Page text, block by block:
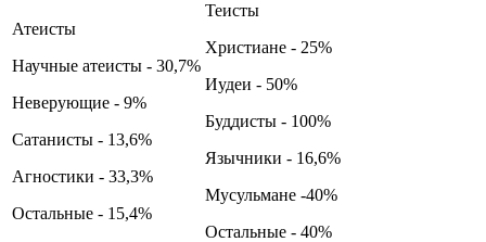
Атеисты
Научные атеисты - 30,7%
Неверующие - 9%
Сатанисты - 13,6%
Агностики - 33,3%
Остальные - 15,4%
Теисты
Христиане - 25%
Иудеи - 50%
Буддисты - 100%
Язычники - 16,6%
Мусульмане -40%
Остальные - 40%